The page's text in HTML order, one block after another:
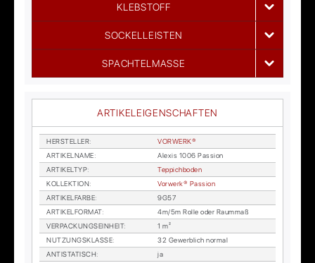
KLEBSTOFF
SOCKELLEISTEN
SPACHTELMASSE
ARTIKELEIGENSCHAFTEN
HER­STEL­LER:
VOR­WER­K®
AR­TI­KEL­NA­ME:
Alexis 1006 Pas­si­on
AR­TI­KEL­TYP:
Tep­pich­bo­den
KOL­LEK­TI­ON:
Vor­wer­k® Pas­si­on
AR­TI­KEL­FAR­BE:
9G57
AR­TI­KEL­FOR­MAT:
4m/5m Rol­le oder Raum­maß
VER­PA­CKUNGS­EIN­HEIT:
1 m²
NUT­ZUNGS­KLAS­SE:
32 Ge­werb­lich nor­mal
AN­TI­STA­TISCH:
ja